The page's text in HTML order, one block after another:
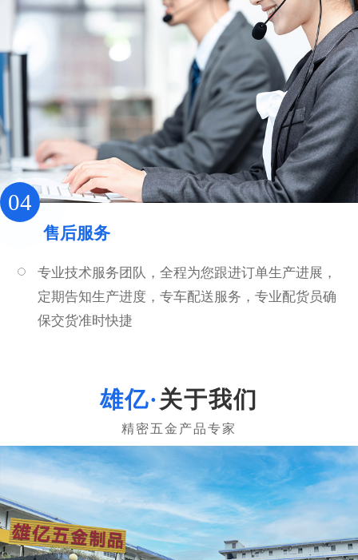
04
售后服务
专业技术服务团队，全程为您跟进订单生产进展，
定期告知生产进度，专车配送服务，专业配货员确
保交货准时快捷
关于我们